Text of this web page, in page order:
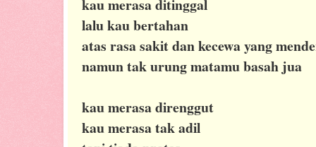
kau merasa ditinggal
lalu kau bertahan
atas rasa sakit dan kecewa yang
namun tak urung matamu basah jua
kau merasa direnggut
kau merasa tak adil